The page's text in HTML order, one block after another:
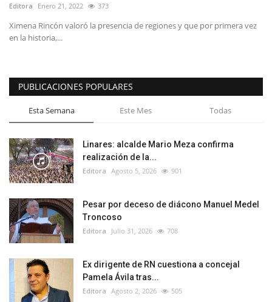
Editora Enero 21, 2022 373
Ximena Rincón valoró la presencia de regiones y que por primera vez
en la historia,...
PUBLICACIONES POPULARES
Esta Semana Este Mes Todas
Linares: alcalde Mario Meza confirma
realización de la...
Editora Agosto 5, 2026 901
Pesar por deceso de diácono Manuel Medel
Troncoso
Editora Julio 31, 2026 708
Ex dirigente de RN cuestiona a concejal
Pamela Ávila tras...
Editora Agosto 2, 2026 505